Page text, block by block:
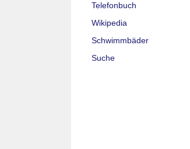
Telefonbuch
Wikipedia
Schwimmbäder
Suche